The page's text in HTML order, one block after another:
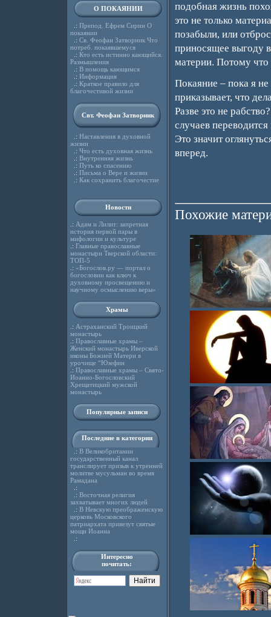
О ПОКАЯНИИ
.: Препод. Ефрем Сирин О
покаянии
.: Св. Феофан Затворник Что
потреб. покаявшемуся
.: Кто есть истинно кающийся.
Размышления
.: В помощь кающимся
.: Информация
.: Краткое правило для
благочестивой жизни
Свт. Феофан Затворник
.: Наставления в духовной
жизни
.: Что есть духовная жизнь
.: Внутренняя жизнь
.: Путь ко спасению
.: Письма о Вере и жизни
.: Как сохранить благочестие
Новости
.: Адам и Лилит: запретная
история первой пары в
мифологии и культуре
.: Главные православные
монастыри Тверской области:
ТОП-5
.: «Богослов.ру — портал о
богословии как ключ к
духовному просвещению и
научному осмыслению веры»
Храмы
.: Астраханский Троицкий
монастырь
.: Православные храмы –
Женский монастырь Иверской
иконы Божией Матери в
урочище “Юзефин
.: Православные храмы – Свято-
Иоанно-Богословский
Хрещатицкий мужской
монастырь
Популярные записи
Последние в категории
.: В Великобритании
государственный канал
транслирует призыв к утренней
молитве мусульман во время
Рамадана
.:
.: Восточная религия
захватывает многих людей
.: В Невскую преображенскую
церковь Московского
патриархата привезут святые
мощи Иоанна
.:
Интересно
почитать:
подобная жизнь
это не только
позабыли, или
приносящее выгоду
материи. Потому что
Покаяние – пока я не
приказывает, что
Разве это не
случаев
Это значит
вперед.
Похожие